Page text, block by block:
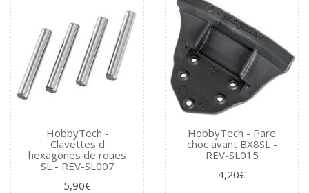
HobbyTech -
Clavettes d
hexagones de roues
SL - REV-SL007
5,90€
HobbyTech - Pare
choc avant BX8SL -
REV-SL015
4,20€